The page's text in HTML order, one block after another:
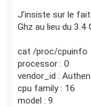
J'insiste sur le fait
Ghz au lieu du 3.4
cat /proc/cpuinfo
processor : 0
vendor_id :
cpu family : 16
model : 9